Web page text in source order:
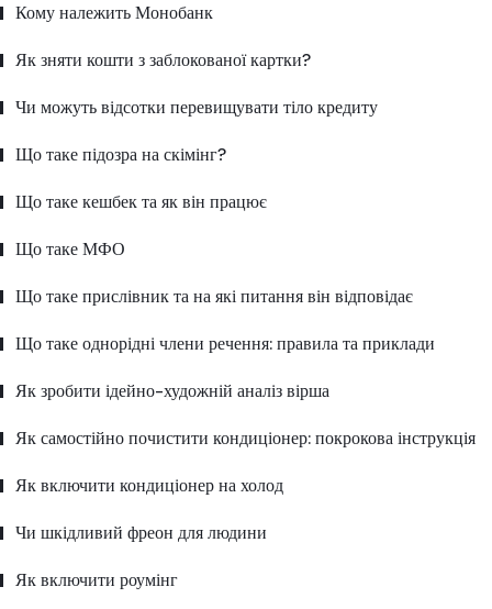
Кому належить Монобанк
Як зняти кошти з заблокованої картки?
Чи можуть відсотки перевищувати тіло кредиту
Що таке підозра на скімінг?
Що таке кешбек та як він працює
Що таке МФО
Що таке прислівник та на які питання він відповідає
Що таке однорідні члени речення: правила та приклади
Як зробити ідейно-художній аналіз вірша
Як самостійно почистити кондиціонер: покрокова інструкція
Як включити кондиціонер на холод
Чи шкідливий фреон для людини
Як включити роумінг